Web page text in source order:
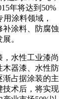
年将达到50%
涂料领域，
补涂料、防腐蚀
。
水性工业漆尚
木器漆、水性防
渐占据涂装的主
技术后，将实现